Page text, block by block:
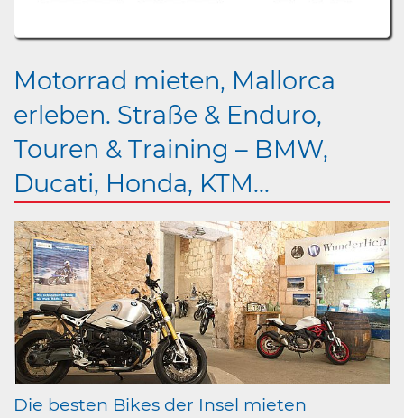
Motorrad mieten, Mallorca
erleben. Straße & Enduro,
Touren & Training – BMW,
Ducati, Honda, KTM...
Die besten Bikes der Insel mieten